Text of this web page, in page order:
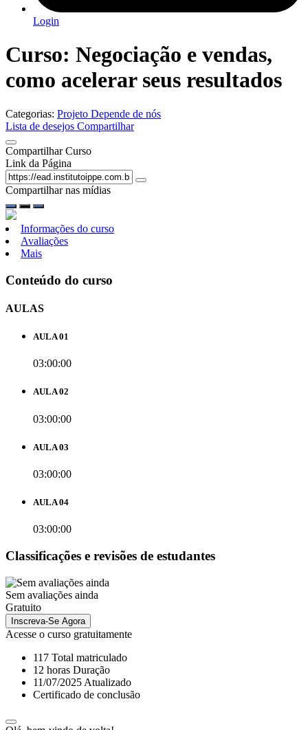
Login
Curso: Negociação e vendas,
como acelerar seus resultados
Categorias: Projeto Depende de nós
Lista de desejos Compartilhar
Compartilhar Curso
Link da Página
Compartilhar nas mídias
Informações do curso
Avaliações
Mais
Conteúdo do curso
AULAS
AULA 01
03:00:00
AULA 02
03:00:00
AULA 03
03:00:00
AULA 04
03:00:00
Classificações e revisões de estudantes
Sem avaliações ainda
Gratuito
Inscreva-Se Agora
Acesse o curso gratuitamente
117 Total matriculado
12 horas Duração
11/07/2025 Atualizado
Certificado de conclusão